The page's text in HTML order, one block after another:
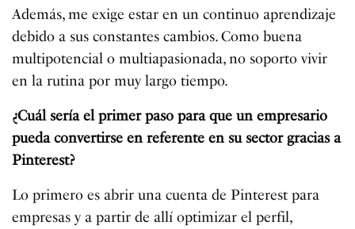
Además, me exige estar en un continuo aprendizaje
debido a sus constantes cambios. Como buena
multipotencial o multiapasionada, no soporto vivir
en la rutina por muy largo tiempo.
¿Cuál sería el primer paso para que un empresario
pueda convertirse en referente en su sector gracias a
Pinterest?
Lo primero es abrir una cuenta de Pinterest para
empresas y a partir de allí optimizar el perfil,